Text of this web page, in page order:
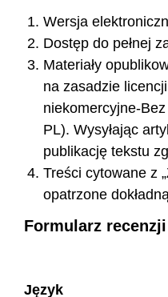
Wersja
Dostęp do pełnej
Materiały
na zasadzie
niekomercyjne-
PL). Wysyłając
publikację tekstu
Treści cytowane z
opatrzone
Formularz recenzji
Język